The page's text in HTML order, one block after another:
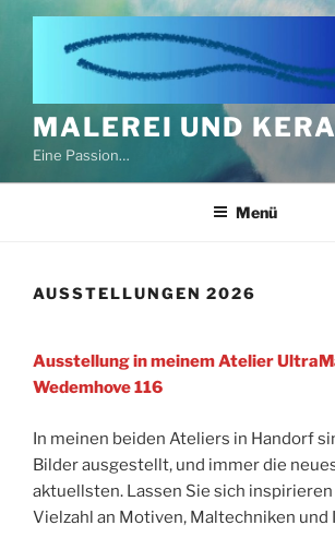
Zum
MALEREI UND
Eine Passion…
Menü
AUSSTELLUNGEN 2026
Ausstellung in meinem Atelier
Wedemhove 116
In meinen beiden Ateliers in Handorf
Bilder ausgestellt, und immer die
aktuellsten. Lassen Sie sich
Vielzahl an Motiven, Maltechniken und